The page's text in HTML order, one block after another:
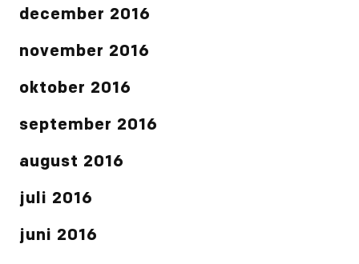
december 2016
november 2016
oktober 2016
september 2016
august 2016
juli 2016
juni 2016